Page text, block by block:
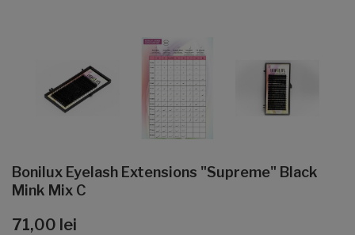
Bonilux Eyelash Extensions "Supreme" Black
Mink Mix C
71,00 lei